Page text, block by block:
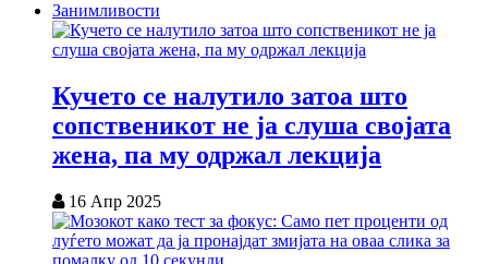
Занимливости
Кучето се налутило затоа што
сопственикот не ја слуша својата
жена, па му одржал лекција
16 Апр 2025